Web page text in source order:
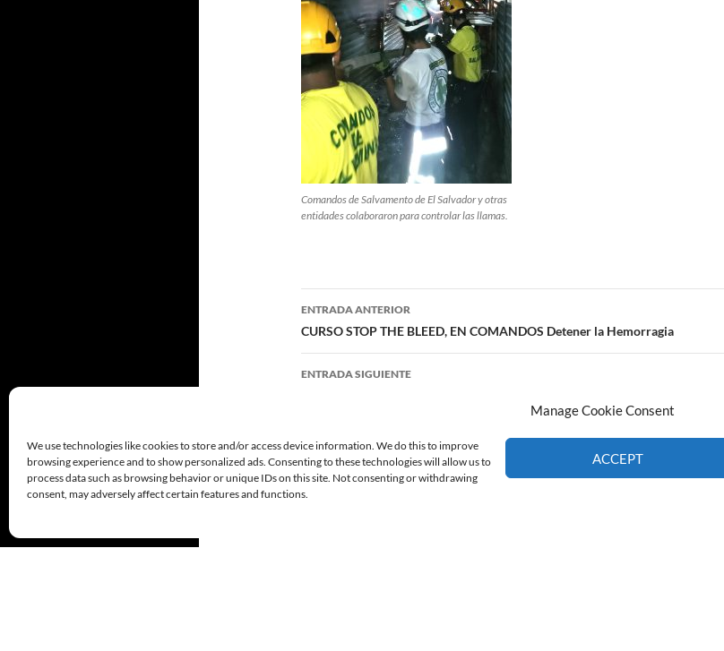
Manage Cookie Consent
We use technologies like cookies to store and/or access device information. We do this to improve
browsing experience and to show personalized ads. Consenting to these technologies will allow us to
process data such as browsing behavior or unique IDs on this site. Not consenting or withdrawing
consent, may adversely affect certain features and functions.
ACCEPT
Comandos de Salvamento de El Salvador y otras
entidades colaboraron para controlar las llamas.
Navegación
de
entradas
ENTRADA ANTERIOR
CURSO STOP THE BLEED, EN COMANDOS Detener la Hemorragia
ENTRADA SIGUIENTE